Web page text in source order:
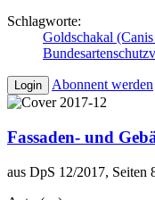
Schlagworte:
Goldschakal (Canis
Login Abonnent werden
Fassaden- und
aus DpS 12/2017, Seiten